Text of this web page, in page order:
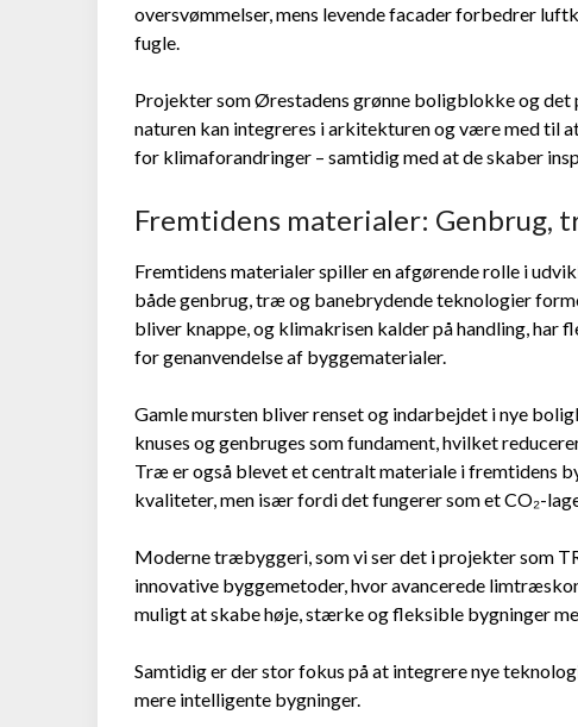
oversvømmelser, mens levende facader forbedrer
fugle.
Projekter som Ørestadens grønne boligblokke og det
naturen kan integreres i arkitekturen og være med til
for klimaforandringer – samtidig med at de skaber
Fremtidens materialer: Genbrug,
Fremtidens materialer spiller en afgørende rolle i
både genbrug, træ og banebrydende teknologier
bliver knappe, og klimakrisen kalder på handling, har
for genanvendelse af byggematerialer.
Gamle mursten bliver renset og indarbejdet i nye
knuses og genbruges som fundament, hvilket
Træ er også blevet et centralt materiale i fremtidens
kvaliteter, men især fordi det fungerer som et CO₂-
Moderne træbyggeri, som vi ser det i projekter som
innovative byggemetoder, hvor avancerede
muligt at skabe høje, stærke og fleksible bygninger
Samtidig er der stor fokus på at integrere nye
mere intelligente bygninger.